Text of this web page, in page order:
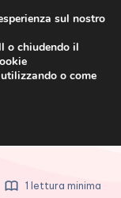
Vogue
1 lettura minima
sul nostro
o chiudendo il
o come